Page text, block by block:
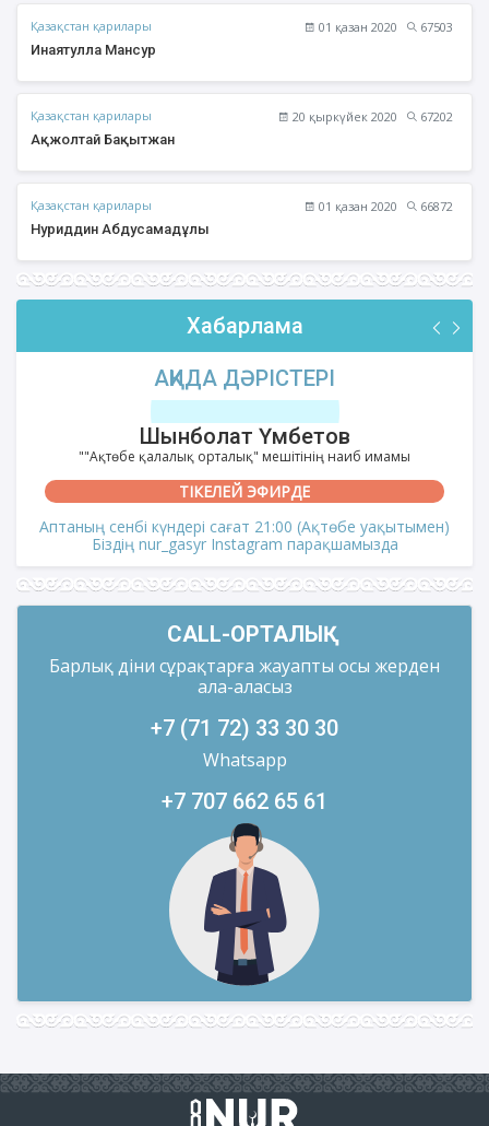
Қазақстан қарилары 01 қазан 2020
67503
Инаятулла Мансур
Қазақстан қарилары 20 қыркүйек 2020
67202
Ақжолтай Бақытжан
Қазақстан қарилары 01 қазан 2020
66872
Нуриддин Абдусамадұлы
Хабарлама
АҚИДА ДӘРІСТЕРІ
Шынболат Үмбетов
""Ақтөбе қалалық орталық" мешітінің наиб имамы
ТІКЕЛЕЙ ЭФИРДЕ
Аптаның сенбі күндері сағат 21:00 (Ақтөбе уақытымен)
Біздің nur_gasyr Instagram парақшамызда
CALL-ОРТАЛЫҚ
Барлық діни сұрақтарға жауапты осы жерден
ала-аласыз
+7 (71 72) 33 30 30
Whatsapp
+7 707 662 65 61